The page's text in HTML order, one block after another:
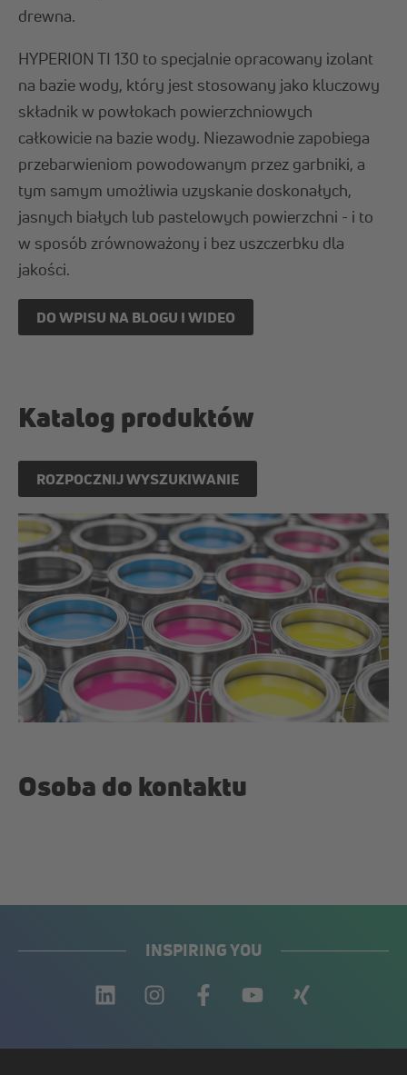
drewna.
HYPERION TI 130 to specjalnie opracowany izolant
na bazie wody, który jest stosowany jako kluczowy
składnik w powłokach powierzchniowych
całkowicie na bazie wody. Niezawodnie zapobiega
przebarwieniom powodowanym przez garbniki, a
tym samym umożliwia uzyskanie doskonałych,
jasnych białych lub pastelowych powierzchni - i to
w sposób zrównoważony i bez uszczerbku dla
jakości.
DO WPISU NA BLOGU I WIDEO
Katalog produktów
ROZPOCZNIJ WYSZUKIWANIE
Osoba do kontaktu
INSPIRING YOU